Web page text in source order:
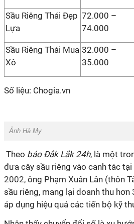
Sầu Riêng Thái Đẹp
Lựa
72.000 –
74.000
Sầu Riêng Thái Mua
Xô
32.000 –
35.000
Số liệu: Chogia.vn
Ảnh Hà My
Theo báo Đắk Lắk 24h, là một
đưa cây sầu riêng vào canh tác
2002, ông Phạm Xuân Lân (thôn
sầu riêng, mang lại doanh thu
áp dụng hiệu quả các tiến bộ kỹ